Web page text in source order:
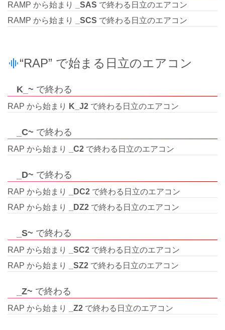
RAMP から始まり _SAS で終わる日立のエアコン
RAMP から始まり
_SCS で終わる日立のエアコン
“RAP” で始まる日立のエアコン
K_~ で終わる
RAP から始まり K_J2 で終わる日立のエアコン
_C~ で終わる
RAP から始まり _C2 で終わる日立のエアコン
_D~ で終わる
RAP から始まり _DC2 で終わる日立のエアコン
RAP から始まり
_DZ2 で終わる日立のエアコン
_S~ で終わる
RAP から始まり _SC2 で終わる日立のエアコン
RAP から始まり
_SZ2 で終わる日立のエアコン
_Z~ で終わる
RAP から始まり _Z2 で終わる日立のエアコン